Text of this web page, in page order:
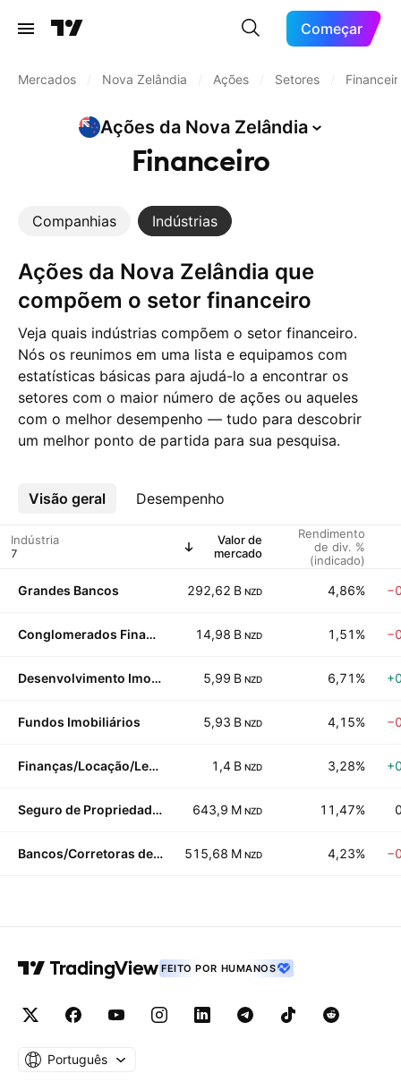
Começar
Mercados Nova Zelândia Ações Setores
Ações da Nova Zelândia
Financeiro
Companhias Indústrias
Ações da Nova Zelândia que
compõem o setor financeiro
Veja quais indústrias compõem o setor financeiro.
Nós os reunimos em uma lista e equipamos com
estatísticas básicas para ajudá-lo a encontrar os
setores com o maior número de ações ou aqueles
com o melhor desempenho — tudo para descobrir
um melhor ponto de partida para sua pesquisa.
Visão geral Desempenho
Mais
Indústria
Valor de
mercado
Rendimento
de div. %
(indicado)
Grandes Bancos 292,62 B NZD 4,86%
Conglomerados Financeiros 14,98 B NZD 1,51%
Desenvolvimento Imobiliário 5,99 B NZD 6,71%
Fundos Imobiliários 5,93 B NZD 4,15%
Finanças/Locação/Leasing 1,4 B NZD 3,28%
Seguro de Propriedade/Acidentes 643,9 M NZD 11,47%
Bancos/Corretoras de Investimento 515,68 M NZD 4,23%
FEITO POR HUMANOS
Português